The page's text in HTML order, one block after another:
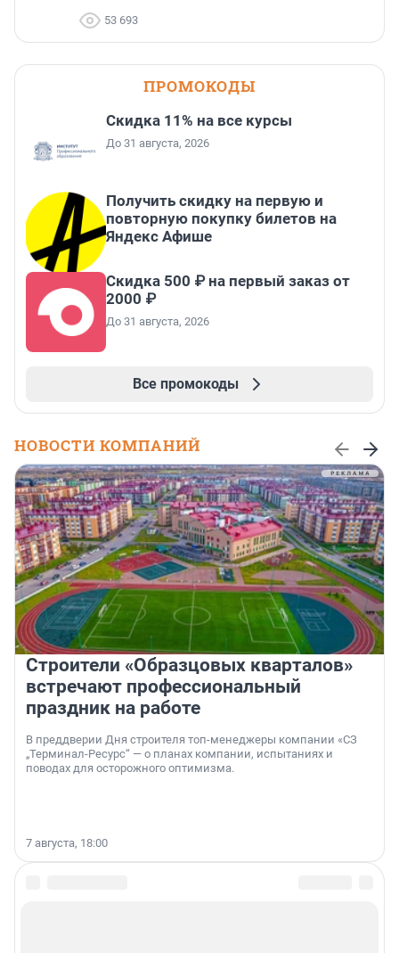
53 693
ПРОМОКОДЫ
Скидка 11% на все курсы
До 31 августа, 2026
Получить скидку на первую и
повторную покупку билетов на
Яндекс Афише
Скидка 500 ₽ на первый заказ от
2000 ₽
До 31 августа, 2026
Все промокоды
НОВОСТИ КОМПАНИЙ
Строители «Образцовых кварталов»
встречают профессиональный
праздник на работе
В преддверии Дня строителя топ-менеджеры компании «СЗ
„Терминал-Ресурс“ — о планах компании, испытаниях и
поводах для осторожного оптимизма.
7 августа, 18:00